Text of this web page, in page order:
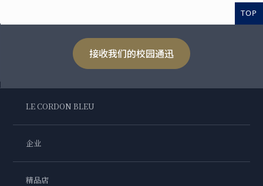
TOP
接收我们的校园通迅
LE CORDON BLEU
企业
精品店